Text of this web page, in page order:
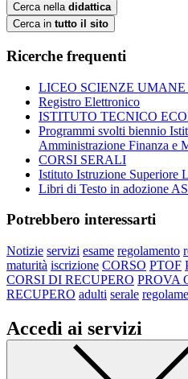
Cerca nella didattica
Cerca in tutto il sito
Ricerche frequenti
LICEO SCIENZE
Registro Elettronico
ISTITUTO TECNICO
Programmi svolti biennio
Amministrazione Finanza e
CORSI SERALI
Istituto Istruzione Superiore
Libri di Testo in adozione
Potrebbero interessarti
Notizie servizi esame regolamento
maturità iscrizione CORSO PTOF
CORSI DI RECUPERO PROVA
RECUPERO adulti serale
Accedi ai servizi